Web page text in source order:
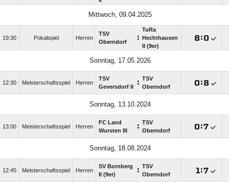
Mittwoch, 09.04.2025
19:30 Pokalspiel Herren
TSV
Oberndorf
:
TuRa
Hechthausen
II (9er)
:
Sonntag, 17.05.2026
12:30 Meisterschaftsspiel Herren
TSV
Geversdorf II
: TSV
Oberndorf
:
Sonntag, 13.10.2024
13:00 Meisterschaftsspiel Herren
FC Land
Wursten III
: TSV
Oberndorf
:
Sonntag, 18.08.2024
12:45 Meisterschaftsspiel Herren
SV Bornberg
II (9er)
: TSV
Oberndorf
: